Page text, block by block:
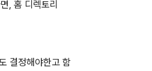
, 홈 디렉토리
결정해야한고 함